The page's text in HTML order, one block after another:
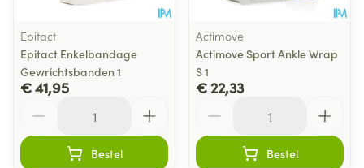
Epitact
Epitact Enkelbandage
Gewrichtsbanden 1
€ 41,95
Bestel
Actimove
Actimove Sport Ankle Wrap
S 1
€ 22,33
Bestel